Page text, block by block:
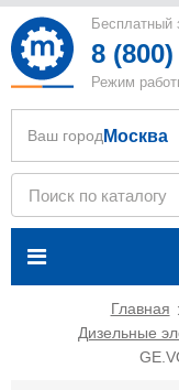
Бесплатный
8
Режим
Ваш город Москва
Главная
Дизельные